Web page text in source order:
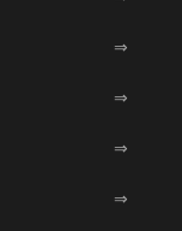
⇒
⇒
⇒
⇒